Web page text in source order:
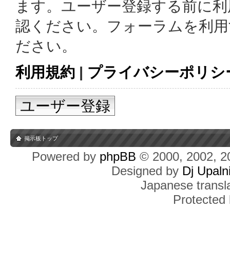
ます。ユーザー登録する前に
認ください。フォーラムを利
ださい。
利用規約 | プライバシーポリシ
ユーザー登録
掲示板トップ
Powered by phpBB © 2000, 2002,
Designed by Dj
Japanese